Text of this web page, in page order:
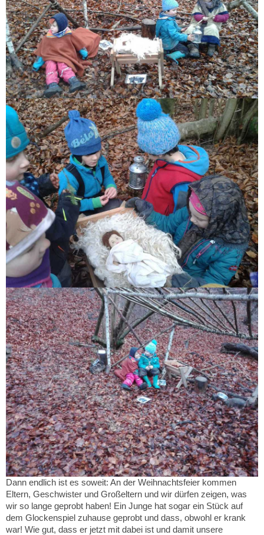
Dann endlich ist es soweit: An der Weihnachtsfeier kommen
Eltern, Geschwister und Großeltern und wir dürfen zeigen, was
wir so lange geprobt haben! Ein Junge hat sogar ein Stück auf
dem Glockenspiel zuhause geprobt und dass, obwohl er krank
war! Wie gut, dass er jetzt mit dabei ist und damit unsere